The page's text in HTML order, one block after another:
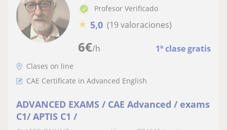
6€/h 1ª clase gratis
Profesor Verificado
★ 5,0 (19 valoraciones)
Clases on line
CAE Certificate in Advanced English
ADVANCED EXAMS / CAE Advanced / exams
C1/ APTIS C1 /